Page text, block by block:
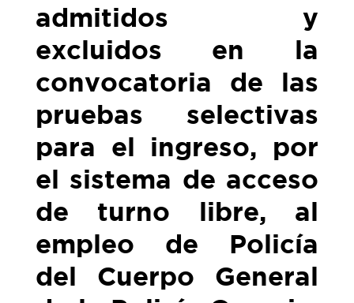
admitidos y
excluidos en la
convocatoria de las
pruebas selectivas
para el ingreso, por
el sistema de acceso
de turno libre, al
empleo de Policía
del Cuerpo General